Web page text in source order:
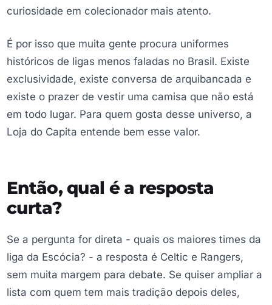
curiosidade em colecionador mais atento.
É por isso que muita gente procura uniformes
históricos de ligas menos faladas no Brasil. Existe
exclusividade, existe conversa de arquibancada e
existe o prazer de vestir uma camisa que não está
em todo lugar. Para quem gosta desse universo, a
Loja do Capita entende bem esse valor.
Então, qual é a resposta
curta?
Se a pergunta for direta - quais os maiores times da
liga da Escócia? - a resposta é Celtic e Rangers,
sem muita margem para debate. Se quiser ampliar a
lista com quem tem mais tradição depois deles,